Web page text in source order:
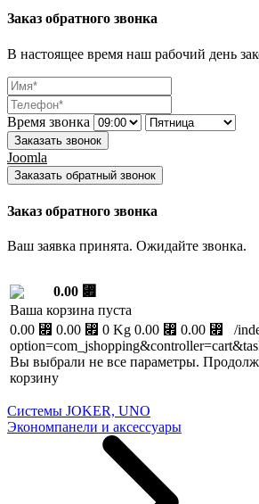
Заказ обратного звонка
В настоящее время наш рабочий день
Время звонка
Заказать звонок
Joomla
Заказать обратный звонок
Заказ обратного звонка
Ваш заявка принята. Ожидайте звонка.
0.00 ⃏
Ваша корзина пуста
0.00 ⃏ 0.00 ⃏ 0 Kg 0.00 ⃏ 0.00 ⃏ /
Вы выбрали не все параметры.
корзину
Системы JOKER, UNO
Экономпанели и аксессуары